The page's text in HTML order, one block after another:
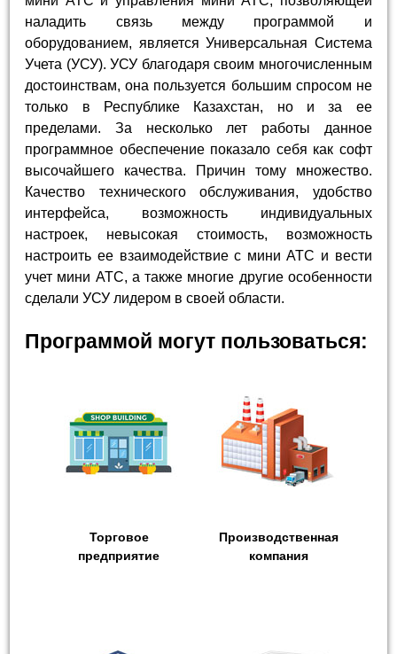
наладить связь между программой и
оборудованием, является Универсальная Система
Учета (УСУ). УСУ благодаря своим многочисленным
достоинствам, она пользуется большим спросом не
только в Республике Казахстан, но и за ее
пределами. За несколько лет работы данное
программное обеспечение показало себя как софт
высочайшего качества. Причин тому множество.
Качество технического обслуживания, удобство
интерфейса, возможность индивидуальных
настроек, невысокая стоимость, возможность
настроить ее взаимодействие с мини АТС и вести
учет мини АТС, а также многие другие особенности
сделали УСУ лидером в своей области.
Программой могут пользоваться:
Торговое
предприятие
Производственная
компания